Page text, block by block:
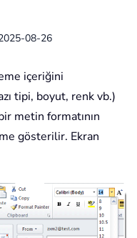
08-26
içeriğini
tipi, boyut, renk vb.)
metin formatının
gösterilir. Ekran